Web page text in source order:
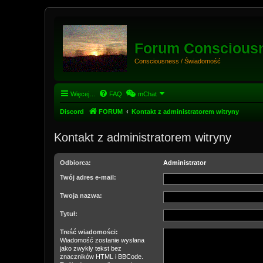
Forum
Consciousness / Świadomość
Więcej… FAQ mChat
Discord FORUM Kontakt z administratorem witryny
Kontakt z administratorem witryny
Odbiorca: Administrator
Twój adres e-mail:
Twoja nazwa:
Tytuł:
Treść wiadomości:
Wiadomość zostanie wysłana
jako zwykły tekst bez
znaczników HTML i BBCode.